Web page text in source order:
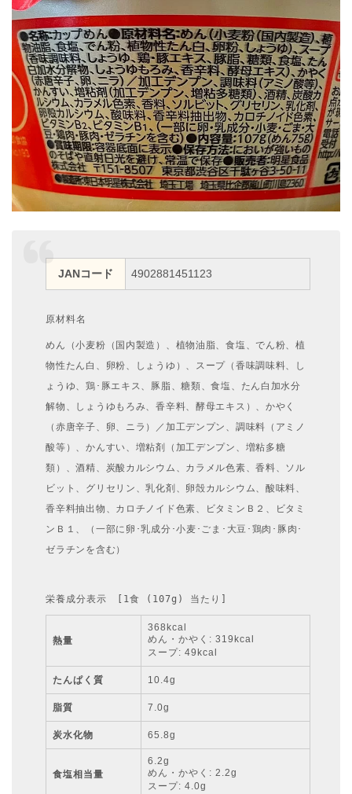
JANコード 4902881451123
原材料名
めん（小麦粉（国内製造）、植物油脂、食塩、でん粉、植
物性たん白、卵粉、しょうゆ）、スープ（香味調味料、し
ょうゆ、鶏･豚エキス、豚脂、糖類、食塩、たん白加水分
解物、しょうゆもろみ、香辛料、酵母エキス）、かやく
（赤唐辛子、卵、ニラ）／加工デンプン、調味料（アミノ
酸等）、かんすい、増粘剤（加工デンプン、増粘多糖
類）、酒精、炭酸カルシウム、カラメル色素、香料、ソル
ビット、グリセリン、乳化剤、卵殻カルシウム、酸味料、
香辛料抽出物、カロチノイド色素、ビタミンＢ２、ビタミ
ンＢ１、（一部に卵･乳成分･小麦･ごま･大豆･鶏肉･豚肉･
ゼラチンを含む）
栄養成分表示　[1食 (107g) 当たり]
熱量
368kcal
めん・かやく: 319kcal
スープ: 49kcal
たんぱく質 10.4g
脂質 7.0g
炭水化物 65.8g
食塩相当量
6.2g
めん・かやく: 2.2g
スープ: 4.0g